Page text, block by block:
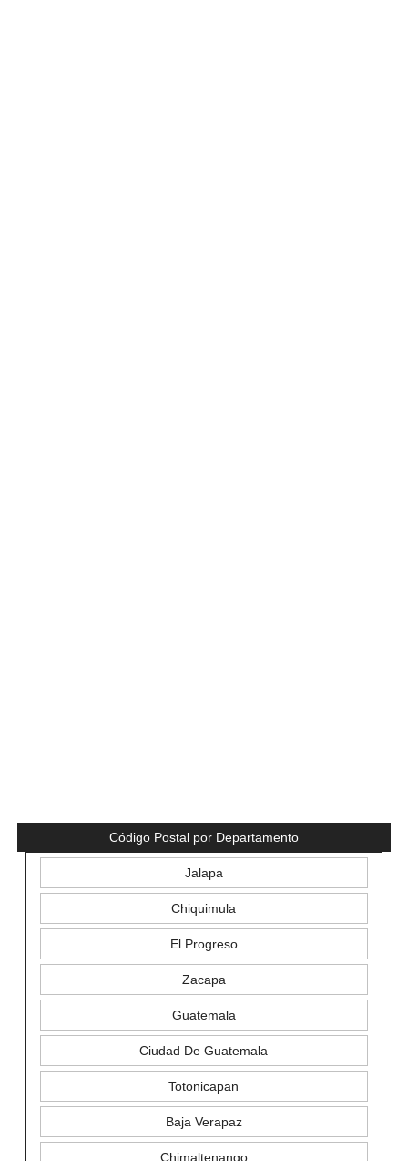
Código Postal por Departamento
Jalapa
Chiquimula
El Progreso
Zacapa
Guatemala
Ciudad De Guatemala
Totonicapan
Baja Verapaz
Chimaltenango